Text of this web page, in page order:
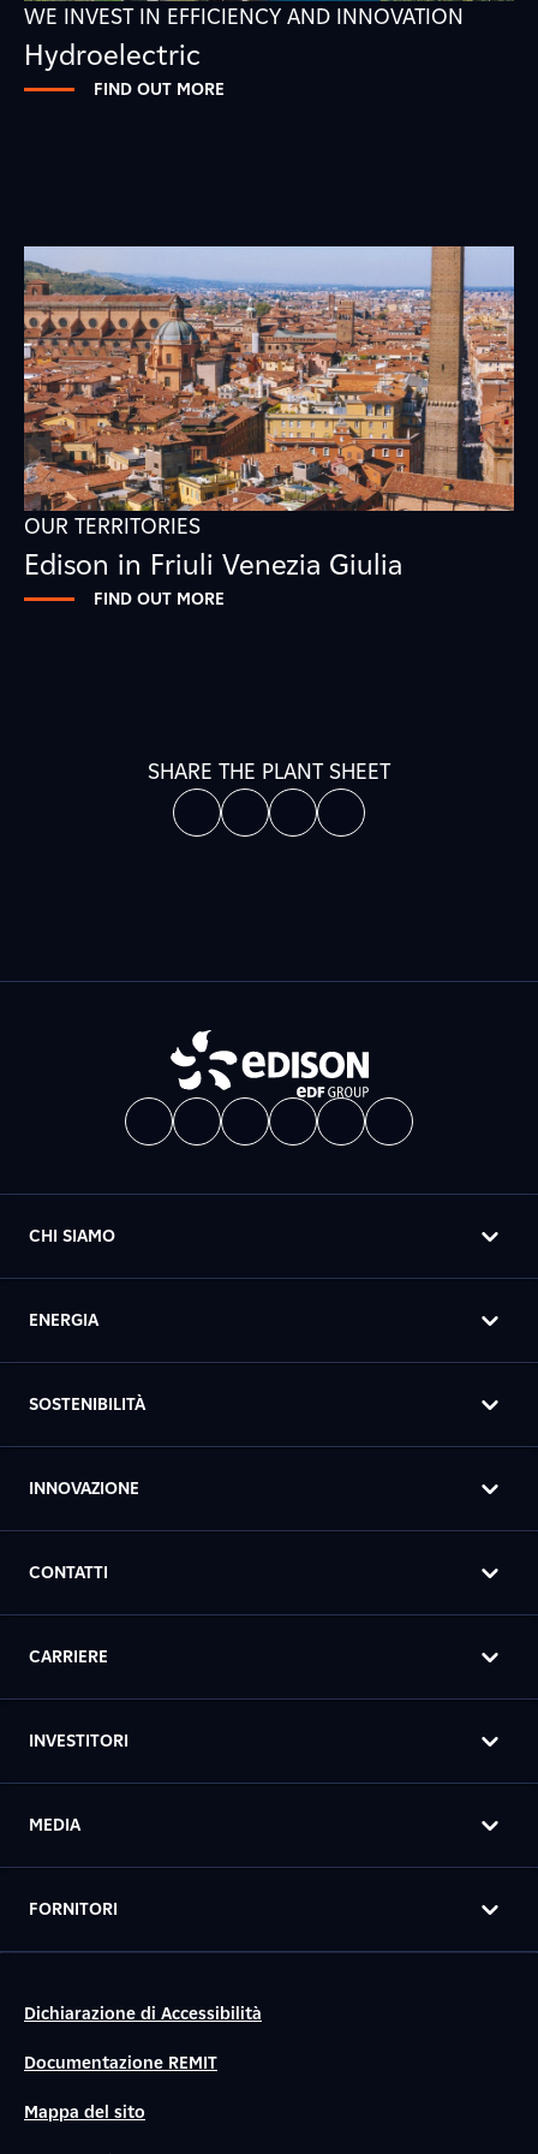
WE INVEST IN EFFICIENCY AND INNOVATION
Hydroelectric
FIND OUT MORE
OUR TERRITORIES
Edison in Friuli Venezia Giulia
FIND OUT MORE
SHARE THE PLANT SHEET
CHI SIAMO
ENERGIA
SOSTENIBILITÀ
INNOVAZIONE
CONTATTI
CARRIERE
INVESTITORI
MEDIA
FORNITORI
Dichiarazione di Accessibilità
Documentazione REMIT
Mappa del sito